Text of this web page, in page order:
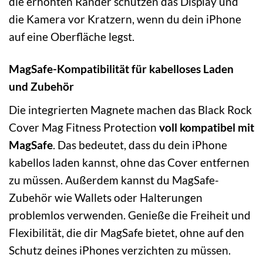
die Kamera vor Kratzern, wenn du dein iPhone
auf eine Oberfläche legst.
MagSafe-Kompatibilität für kabelloses Laden
und Zubehör
Die integrierten Magnete machen das Black Rock
Cover Mag Fitness Protection voll kompatibel mit
MagSafe. Das bedeutet, dass du dein iPhone
kabellos laden kannst, ohne das Cover entfernen
zu müssen. Außerdem kannst du MagSafe-
Zubehör wie Wallets oder Halterungen
problemlos verwenden. Genieße die Freiheit und
Flexibilität, die dir MagSafe bietet, ohne auf den
Schutz deines iPhones verzichten zu müssen.